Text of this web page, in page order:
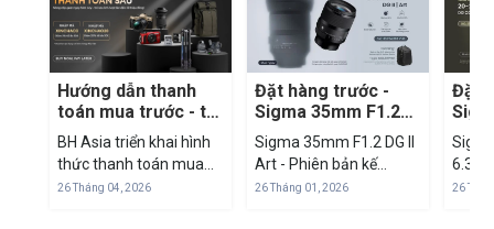
Hướng dẫn thanh
toán mua trước - trả
sau qua Fundiin tại
BH Asia
BH Asia triển khai hình
thức thanh toán mua
trước - trả sau thông
26 Tháng 04, 2026
Đặt hàng trước -
Sigma 35mm F1.2
DG II Art
Sigma 35mm F1.2 DG II
Art - Phiên bản kế
nhiệm đáng mong chờ
26 Tháng 01, 2026
Đặt
6.3
–
26